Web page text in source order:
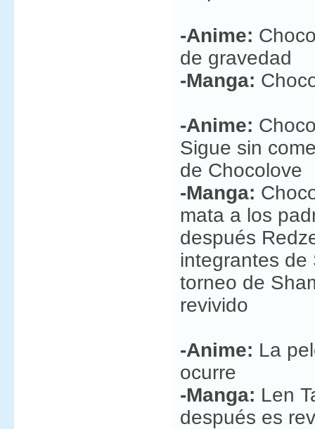
-Anime:
de gravedad
-Manga:
-Anime:
Sigue sin
de Chocolove
-Manga:
mata a los
después
integrantes de
torneo de
revivido
-Anime: La
ocurre
-Manga: Len
después es